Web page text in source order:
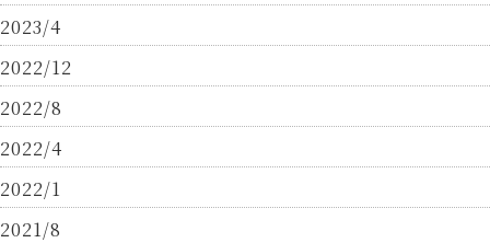
2023/4
2022/12
2022/8
2022/4
2022/1
2021/8